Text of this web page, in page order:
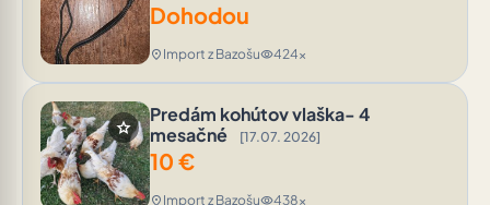
Dohodou
location_on Import z Bazošuvisibility424x
star
Predám kohútov vlaška- 4
mesačné
[17.07. 2026]
10 €
location_on Import z Bazošuvisibility438x